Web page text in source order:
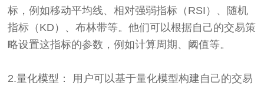
标，例如移动平均线、相对强弱指标（RSI）、随机
指标（KD）、布林带等。他们可以根据自己的交易策
略设置这指标的参数，例如计算周期、阈值等。
2.量化模型： 用户可以基于量化模型构建自己的交易